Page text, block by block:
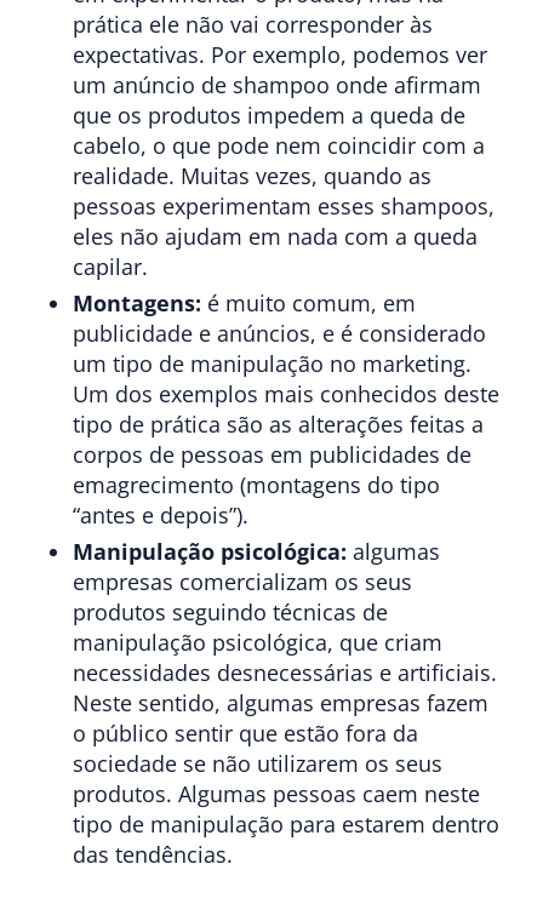
prática ele não vai corresponder às
expectativas. Por exemplo, podemos ver
um anúncio de shampoo onde afirmam
que os produtos impedem a queda de
cabelo, o que pode nem coincidir com a
realidade. Muitas vezes, quando as
pessoas experimentam esses shampoos,
eles não ajudam em nada com a queda
capilar.
Montagens: é muito comum, em
publicidade e anúncios, e é considerado
um tipo de manipulação no marketing.
Um dos exemplos mais conhecidos deste
tipo de prática são as alterações feitas a
corpos de pessoas em publicidades de
emagrecimento (montagens do tipo
“antes e depois”).
Manipulação psicológica: algumas
empresas comercializam os seus
produtos seguindo técnicas de
manipulação psicológica, que criam
necessidades desnecessárias e artificiais.
Neste sentido, algumas empresas fazem
o público sentir que estão fora da
sociedade se não utilizarem os seus
produtos. Algumas pessoas caem neste
tipo de manipulação para estarem dentro
das tendências.